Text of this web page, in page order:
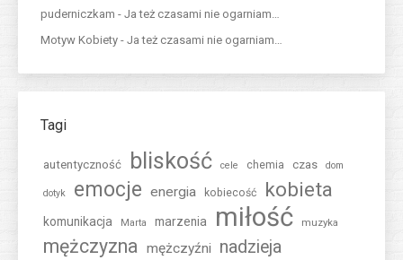
puderniczkam - Ja też czasami nie ogarniam…
Motyw Kobiety - Ja też czasami nie ogarniam…
Tagi
autentyczność bliskość cele chemia czas dom
dotyk emocje energia kobiecość kobieta
komunikacja Marta marzenia miłość muzyka
mężczyzna mężczyźni nadzieja